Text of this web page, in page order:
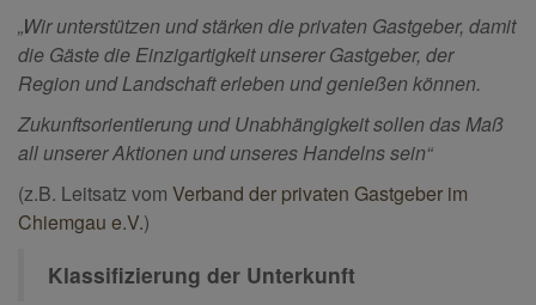
„Wir unterstützen und stärken die privaten Gastgeber, damit
die Gäste die Einzigartigkeit unserer Gastgeber, der
Region und Landschaft erleben und genießen können.
Zukunftsorientierung und Unabhängigkeit sollen das Maß
all unserer Aktionen und unseres Handelns sein“
(z.B. Leitsatz vom Verband der privaten Gastgeber im
Chiemgau e.V.)
Klassifizierung der Unterkunft